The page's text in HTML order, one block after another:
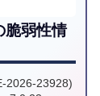
脆弱性情
2026-23928)